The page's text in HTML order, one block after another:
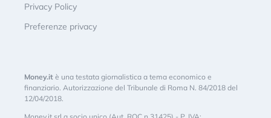
Privacy Policy
Preferenze privacy
Money.it è una testata giornalistica a tema economico e
finanziario. Autorizzazione del Tribunale di Roma N. 84/2018 del
12/04/2018.